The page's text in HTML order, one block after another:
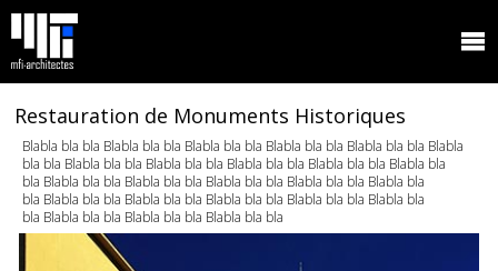
Restauration de Monuments Historiques
Blabla bla bla Blabla bla bla Blabla bla bla Blabla bla bla Blabla bla bla Blabla
bla bla Blabla bla bla Blabla bla bla Blabla bla bla Blabla bla bla Blabla bla
bla Blabla bla bla Blabla bla bla Blabla bla bla Blabla bla bla Blabla bla
bla Blabla bla bla Blabla bla bla Blabla bla bla Blabla bla bla Blabla bla
bla Blabla bla bla Blabla bla bla Blabla bla bla